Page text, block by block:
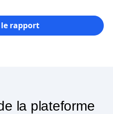
rapport
la plateforme